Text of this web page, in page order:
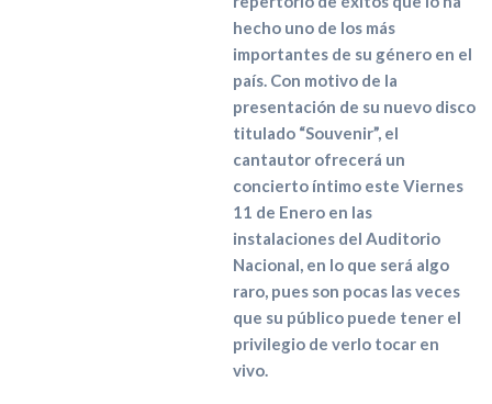
hecho uno de los más
importantes de su género en el
país. Con motivo de la
presentación de su nuevo disco
titulado “Souvenir”, el
cantautor ofrecerá un
concierto íntimo este Viernes
11 de Enero en las
instalaciones del Auditorio
Nacional, en lo que será algo
raro, pues son pocas las veces
que su público puede tener el
privilegio de verlo tocar en
vivo.